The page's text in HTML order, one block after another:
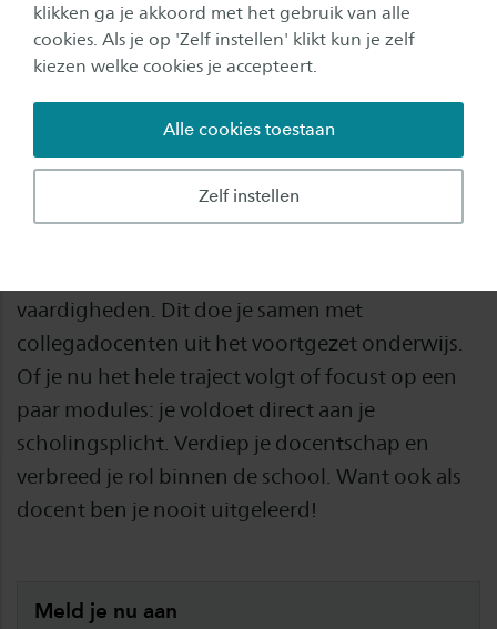
klikken ga je akkoord met het gebruik van alle
cookies. Als je op 'Zelf instellen' klikt kun je zelf
kiezen welke cookies je accepteert.
Zelf instellen
Alle cookies toestaan
Professionaliseringspalet VO
module Communicatie
Verdiep en verbreed je docentschap met
nascholing.Het professionaliseringspalet is vaak
de basis voor een stap in je professionele
vaardigheden. Dit doe je samen met
collegadocenten uit het voortgezet onderwijs.
Of je nu het hele traject volgt of focust op een
paar modules: je voldoet direct aan je
scholingsplicht. Verdiep je docentschap en
verbreed je rol binnen de school. Want ook als
docent ben je nooit uitgeleerd!
Meld je nu aan